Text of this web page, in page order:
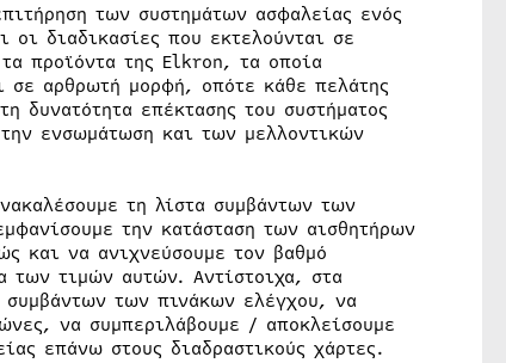
των συστημάτων ασφαλείας ενός
οι διαδικασίες που εκτελούνται σε
προϊόντα της Elkron, τα οποία
σε αρθρωτή μορφή, οπότε κάθε πελάτης
δυνατότητα επέκτασης του συστήματος
ενσωμάτωση και των μελλοντικών
τη λίστα συμβάντων των
την κατάσταση των αισθητήρων
και να ανιχνεύσουμε τον βαθμό
των τιμών αυτών. Αντίστοιχα, στα
συμβάντων των πινάκων ελέγχου, να
να συμπεριλάβουμε / αποκλείσουμε
επάνω στους διαδραστικούς χάρτες.